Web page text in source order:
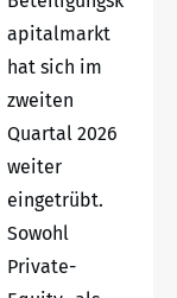
apitalmarkt
hat sich im
zweiten
Quartal 2026
weiter
eingetrübt.
Sowohl
Private-